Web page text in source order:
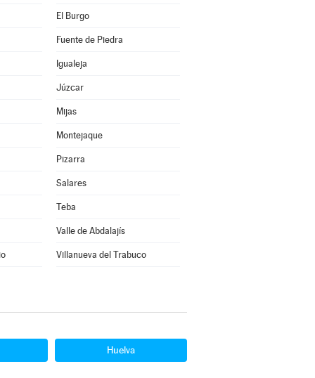
El Burgo
Fuente de Piedra
Igualeja
Júzcar
Mijas
Montejaque
Pizarra
Salares
Teba
Valle de Abdalajís
Villanueva del Trabuco
Huelva